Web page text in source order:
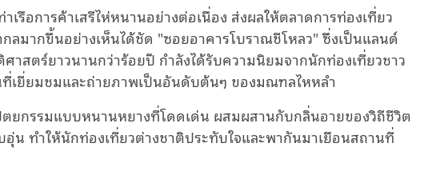
รือการค้าเสรีไห่หนานอย่างต่อเนื่อง ส่งผลให้ตลาดการท่องเที่ยว
กลมากขึ้นอย่างเห็นได้ชัด "ซอยอาคารโบราณชีโหลว" ซึ่งเป็นแลนด์
าสตร์ยาวนานกว่าร้อยปี กำลังได้รับความนิยมจากนักท่องเที่ยวชาว
เยี่ยมชมและถ่ายภาพเป็นอันดับต้นๆ ของมณฑลไหหลำ
ยกรรมแบบหนานหยางที่โดดเด่น ผสมผสานกับกลิ่นอายของวิถีชีวิต
อุ่น ทำให้นักท่องเที่ยวต่างชาติประทับใจและพากันมาเยือนสถานที่